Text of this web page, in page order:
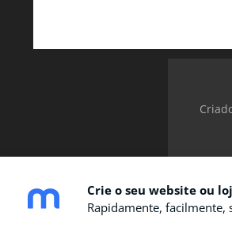
Crie o seu website ou
Rapidamente, facilmente,